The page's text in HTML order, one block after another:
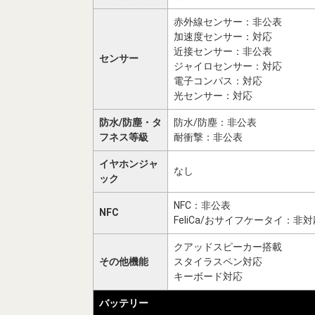
センサー
赤外線センサー：非公表
加速度センサー：対応
近接センサー：非公表
ジャイロセンサー：対応
電子コンパス：対応
光センサー：対応
防水/防塵・タ
フネス等級
防水/防塵：非公表
耐衝撃：非公表
イヤホンジャ
ック
なし
NFC
NFC：非公表
FeliCa/おサイフケータイ：非対
その他機能
クアッドスピーカー搭載
スタイラスペン対応
キーボード対応
バッテリー